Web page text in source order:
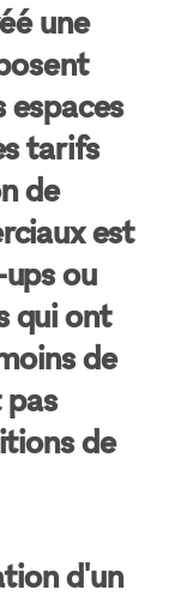
une
tarifs
de
est
ou
qui ont
de
pas
de
d'un